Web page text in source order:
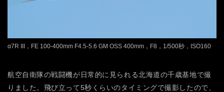
α7R III，FE 100-400mm F4.5-5.6 GM OSS 400mm，F8，1/500秒，ISO160
航空自衛隊の戦闘機が日常的に見られる北海道の千歳基地で撮
りました。飛び立って5秒くらいのタイミングで撮影したので、